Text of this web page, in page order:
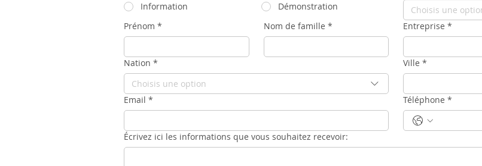
Information
Démonstration
Choisis une
Prénom * Nom de famille * Entreprise *
Nation *
Choisis une option
Ville *
Email * Téléphone *
Écrivez ici les informations que vous souhaitez recevoir: